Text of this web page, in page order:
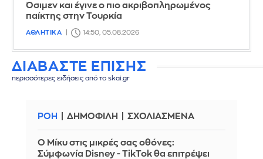
Όσιμεν και έγινε ο πιο ακριβοπληρωμένος
παίκτης στην Τουρκία
ΑΘΛΗΤΙΚΑ 14:50, 05.08.2026
ΔΙΑΒΑΣΤΕ ΕΠΙΣΗΣ
περισσότερες ειδήσεις από το skai.gr
ΡΟΗ ΔΗΜΟΦΙΛΗ ΣΧΟΛΙΑΣΜΕΝΑ
Ο Μίκυ στις μικρές σας οθόνες:
Σύμφωνία Disney - TikTok θα επιτρέψει